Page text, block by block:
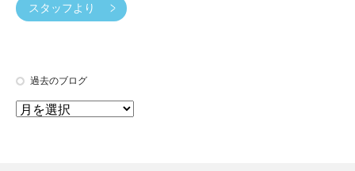
スタッフより
過去のブログ